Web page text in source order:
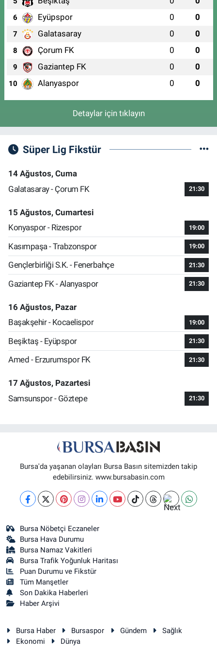
6 Eyüpspor 0 0
7 Galatasaray 0 0
8 Çorum FK 0 0
9 Gaziantep FK 0 0
10 Alanyaspor 0 0
Detaylar için tıklayın
Süper Lig Fikstür
14 Ağustos, Cuma
Galatasaray - Çorum FK
21:30
15 Ağustos, Cumartesi
Konyaspor - Rizespor
19:00
Kasımpaşa - Trabzonspor 19:00
Gençlerbirliği S.K. - Fenerbahçe 21:30
Gaziantep FK - Alanyaspor 21:30
16 Ağustos, Pazar
Başakşehir - Kocaelispor
19:00
Beşiktaş - Eyüpspor 21:30
Amed - Erzurumspor FK 21:30
17 Ağustos, Pazartesi
Samsunspor - Göztepe
21:30
Bursa'da yaşanan olayları Bursa Basın sitemizden takip
edebilirsiniz. www.bursabasin.com
Bursa Nöbetçi Eczaneler
Bursa Hava Durumu
Bursa Namaz Vakitleri
Bursa Trafik Yoğunluk Haritası
Puan Durumu ve Fikstür
Tüm Manşetler
Son Dakika Haberleri
Haber Arşivi
Bursa Haber Bursaspor Gündem
Sağlık
Ekonomi
Dünya